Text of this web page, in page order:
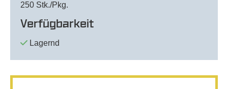
250 Stk./Pkg.
Verfügbarkeit
Lagernd